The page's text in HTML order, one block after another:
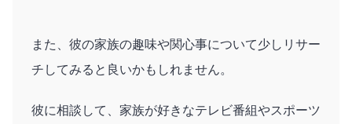
また、彼の家族の趣味や関心事について少しリサー
チしてみると良いかもしれません。
彼に相談して、家族が好きなテレビ番組やスポーツ